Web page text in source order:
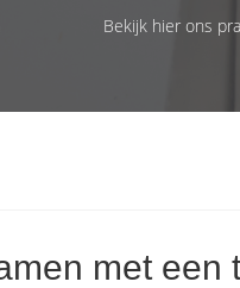
Bekijk hier ons
met een